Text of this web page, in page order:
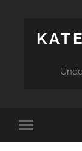
Veksle
mobilmeny